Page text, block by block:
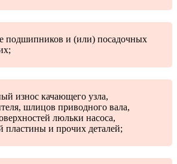
подшипников и (или) посадочных
износ качающего узла,
шлицов приводного вала,
люльки насоса,
и прочих деталей;